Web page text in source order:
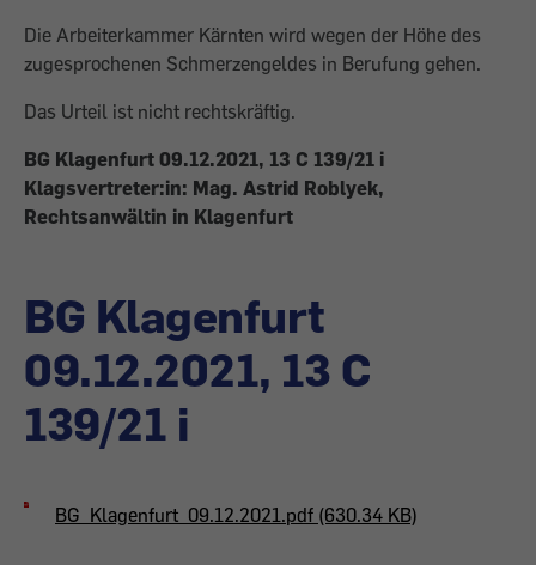
Die Arbeiterkammer Kärnten wird wegen der Höhe des
zugesprochenen Schmerzengeldes in Berufung gehen.
Das Urteil ist nicht rechtskräftig.
BG Klagenfurt 09.12.2021, 13 C 139/21 i
Klagsvertreter:in: Mag. Astrid Roblyek,
Rechtsanwältin in Klagenfurt
BG Klagenfurt
09.12.2021, 13 C
139/21 i
BG_Klagenfurt_09.12.2021.pdf (630.34 KB)